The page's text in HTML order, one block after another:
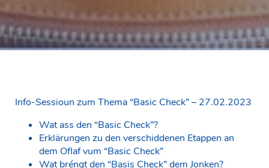
Info-Sessioun zum Thema “Basic Check” – 27.02.2023
Wat ass den “Basic Check”?
Erklärungen zu den verschiddenen Etappen an
dem Oflaf vum “Basic Check”
Wat bréngt den “Basis Check” dem Jonken?